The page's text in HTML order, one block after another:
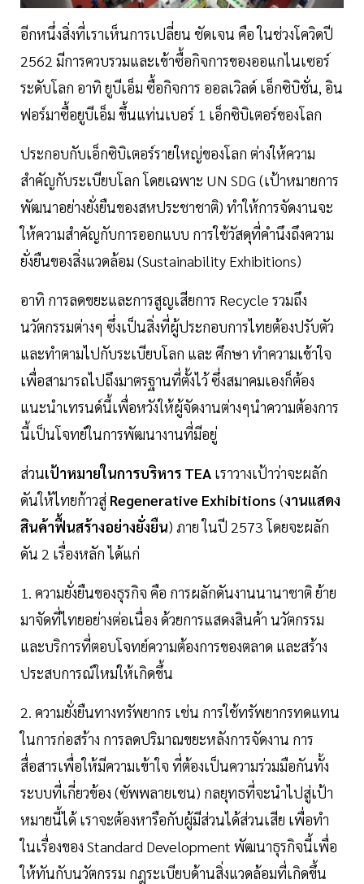
อีกหนึ่งสิ่งที่เราเห็นการเปลี่ยน ชัดเจน คือ ในช่วงโควิดปี
2562 มีการควบรวมและเข้าซื้อกิจการของออแกไนเซอร์
ระดับโลก อาทิ ยูบีเอ็ม ซื้อกิจการ ออลเวิลด์ เอ็กซิบิชั่น, อิน
ฟอร์มาซื้อยูบีเอ็ม ขึ้นแท่นเบอร์ 1 เอ็กซิบิเตอร์ของโลก
ประกอบกับเอ็กซิบิเตอร์รายใหญ่ของโลก ต่างให้ความ
สำคัญกับระเบียบโลก โดยเฉพาะ UN SDG (เป้าหมายการ
พัฒนาอย่างยั่งยืนของสหประชาชาติ) ทำให้การจัดงานจะ
ให้ความสำคัญกับการออกแบบ การใช้วัสดุที่คำนึงถึงความ
ยั่งยืนของสิ่งแวดล้อม (Sustainability Exhibitions)
อาทิ การลดขยะและการสูญเสียการ Recycle รวมถึง
นวัตกรรมต่างๆ ซึ่งเป็นสิ่งที่ผู้ประกอบการไทยต้องปรับตัว
และทำตามไปกับระเบียบโลก และ ศึกษา ทำความเข้าใจ
เพื่อสามารถไปถึงมาตรฐานที่ตั้งไว้ ซึ่งสมาคมเองก็ต้อง
แนะนำเทรนด์นี้เพื่อหวังให้ผู้จัดงานต่างๆนำความต้องการ
นี้เป็นโจทย์ในการพัฒนางานที่มีอยู่
ส่วนเป้าหมายในการบริหาร TEA เราวางเป้าว่าจะผลัก
ดันให้ไทยก้าวสู่ Regenerative Exhibitions (งานแสดง
สินค้าฟื้นสร้างอย่างยั่งยืน) ภาย ในปี 2573 โดยจะผลัก
ดัน 2 เรื่องหลัก ได้แก่
1. ความยั่งยืนของธุรกิจ คือ การผลักดันงานนานาชาติ ย้าย
มาจัดที่ไทยอย่างต่อเนื่อง ด้วยการแสดงสินค้า นวัตกรรม
และบริการที่ตอบโจทย์ความต้องการของตลาด และสร้าง
ประสบการณ์ใหม่ให้เกิดขึ้น
2. ความยั่งยืนทางทรัพยากร เช่น การใช้ทรัพยากรทดแทน
ในการก่อสร้าง การลดปริมาณขยะหลังการจัดงาน การ
สื่อสารเพื่อให้มีความเข้าใจ ที่ต้องเป็นความร่วมมือกันทั้ง
ระบบที่เกี่ยวข้อง (ซัพพลายเชน) กลยุทธที่จะนำไปสู่เป้า
หมายนี้ได้ เราจะต้องหารือกับผู้มีส่วนได้ส่วนเสีย เพื่อทำ
ในเรื่องของ Standard Development พัฒนาธุรกิจนี้เพื่อ
ให้ทันกับนวัตกรรม กฎระเบียบด้านสิ่งแวดล้อมที่เกิดขึ้น